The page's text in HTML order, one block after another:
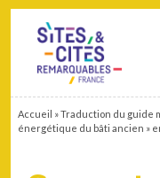
Accueil »Traduction du guide
énergétique du bâti ancien »